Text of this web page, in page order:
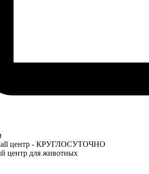
центр - КРУГЛОСУТОЧНО
центр для животных